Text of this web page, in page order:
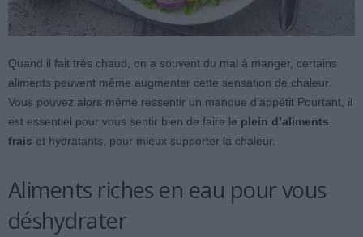
Quand il fait très chaud, on a souvent du mal à manger, certains
aliments peuvent même augmenter cette sensation de chaleur.
Vous pouvez alors même ressentir un manque d’appétit Pourtant, il
est essentiel pour vous sentir bien de faire le plein d’aliments
frais et hydratants, pour mieux supporter la chaleur.
Aliments riches en eau pour vous
déshydrater